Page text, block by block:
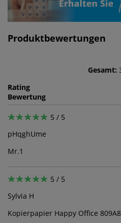
Produktbewertungen
Gesamt:
Rating
Bewertung
5 / 5
pHqghUme
Mr.1
5 / 5
Sylvia H
Kopierpapier Happy Office